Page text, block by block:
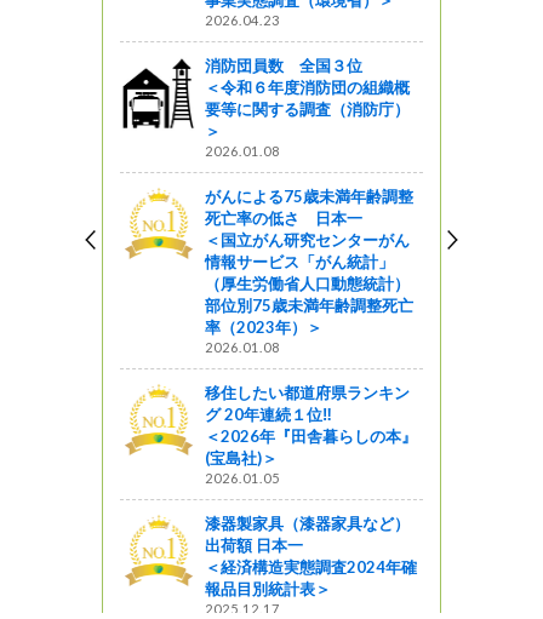
2026.04.23
消防団員数 全国３位
＜令和６年度消防団の組織概
要等に関する調査（消防庁）
＞
2026.01.08
がんによる75歳未満年齢調整
死亡率の低さ 日本一
＜国立がん研究センターがん
情報サービス「がん統計」
（厚生労働省人口動態統計）
部位別75歳未満年齢調整死亡
率（2023年）＞
2026.01.08
移住したい都道府県ランキン
グ 20年連続１位‼
＜2026年『田舎暮らしの本』
(宝島社)＞
2026.01.05
漆器製家具（漆器家具など）
出荷額 日本一
＜経済構造実態調査2024年確
報品目別統計表＞
2025.12.17